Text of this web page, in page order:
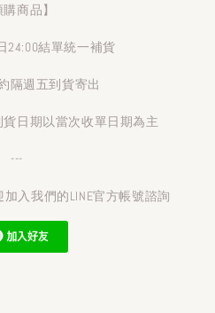
購商品】
24:00結單統一補貨
隔週五到貨寄出
日期以當次收單日期為主
---
入我們的LINE官方帳號諮詢